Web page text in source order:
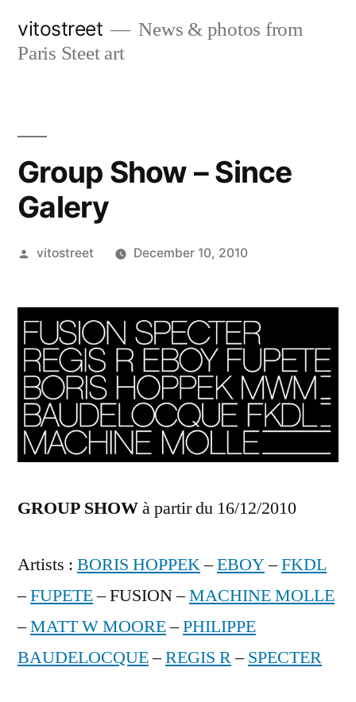
vitostreet
News & photos from
Paris Steet art
Group Show – Since
Galery
Posted
vitostreet December 10, 2010
GROUP SHOWà partir du 16/12/2010
Artists : BORIS HOPPEK–EBOY–FKDL
–FUPETE– FUSION –MACHINE MOLLE
–MATT W MOORE–PHILIPPE
BAUDELOCQUE–REGIS R–SPECTER